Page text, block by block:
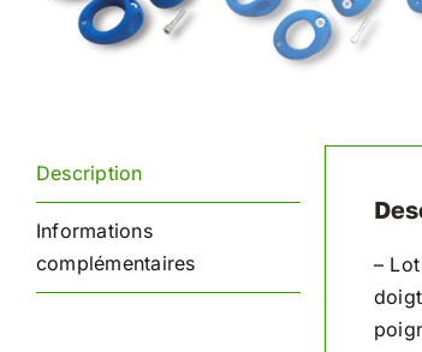
Description
Informations
complémentaires
–